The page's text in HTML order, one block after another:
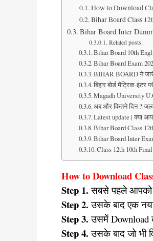
How to Download
Bihar Board Class
Bihar Board Inter
Related posts:
Bihar Board 10th
Bihar Board Exam
BIHAR BOARD ने
बिहार बोर्ड मैट्रिक-
Magadh University
अब और कितने दिन ? जल्द
Latest update | क्या
Bihar Board Class
Bihar Board Inter
Class 12th 10th
How to Download
Step 1. सबसे पहले आपको
Step 2. उसके बाद एक
Step 3. उसमें Download
Step 4. उसके बाद जो भी